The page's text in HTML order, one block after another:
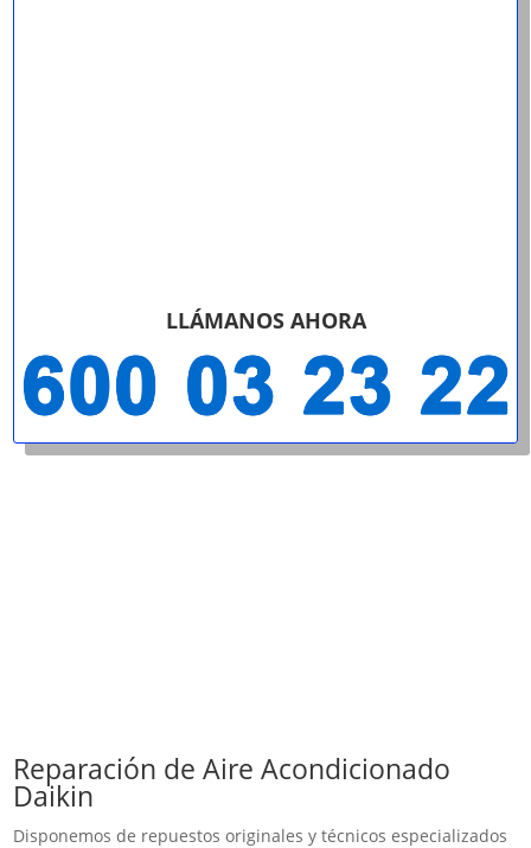
LLÁMANOS AHORA
Reparación de Aire Acondicionado
Daikin
Disponemos de repuestos originales y técnicos especializados